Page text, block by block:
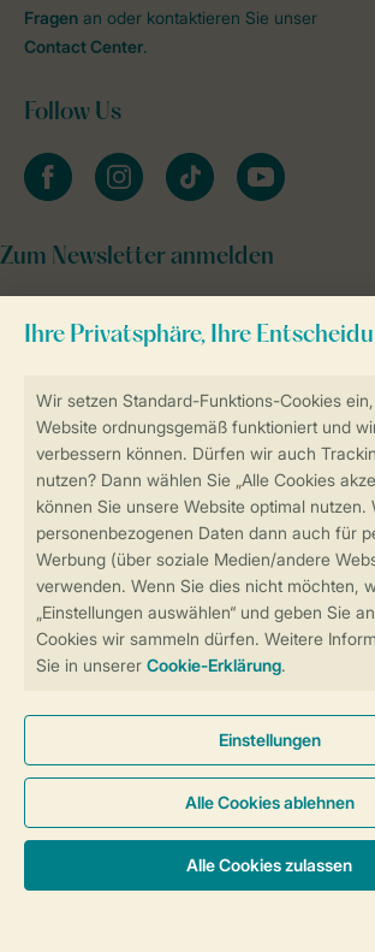
Sicherstellung Deiner
Sicher und schnell zur Online-
Sichere Datenübertragung
Sicheres Bezahlen
Fragen an oder kontaktieren Sie unser
Contact Center.
Follow Us
facebookinstagramtiktok youtube
Zum Newsletter anmelden
Cookies und Banner
© 2026 Landal GreenParks GmbH